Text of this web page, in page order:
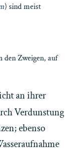
) sind meist
Zweigen, auf
an ihrer
Verdunstung
ebenso